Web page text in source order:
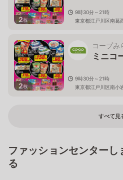
2枚
9時30分～21時
東京都江戸川区南葛
2枚
コープみ
ミニコ
9時30分～21時
東京都江戸川区南小
すべて見
ファッションセンター
る